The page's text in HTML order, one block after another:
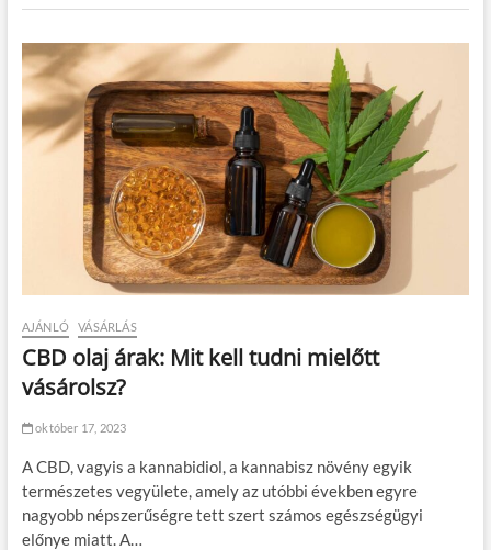
AJÁNLÓ VÁSÁRLÁS
CBD olaj árak: Mit kell tudni mielőtt
vásárolsz?
október 17, 2023
A CBD, vagyis a kannabidiol, a kannabisz növény egyik
természetes vegyülete, amely az utóbbi években egyre
nagyobb népszerűségre tett szert számos egészségügyi
előnye miatt. A…